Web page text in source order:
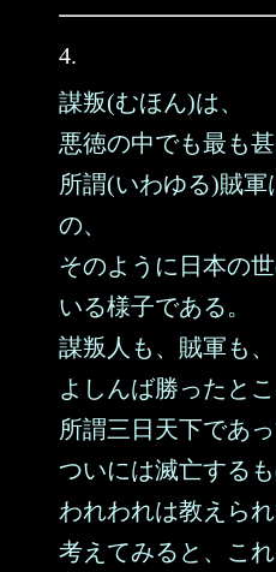
4.
謀叛(むほん)は、
悪徳の中でも最も甚
所謂(いわゆる)賊軍
の、
そのように日本の
いる様子である。
謀叛人も、賊軍も、
よしんば勝ったとこ
所謂三日天下であっ
ついには滅亡するも
われわれは教えら
考えてみると、こ